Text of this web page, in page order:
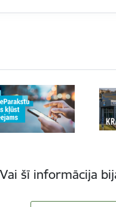
Vai šī informācija